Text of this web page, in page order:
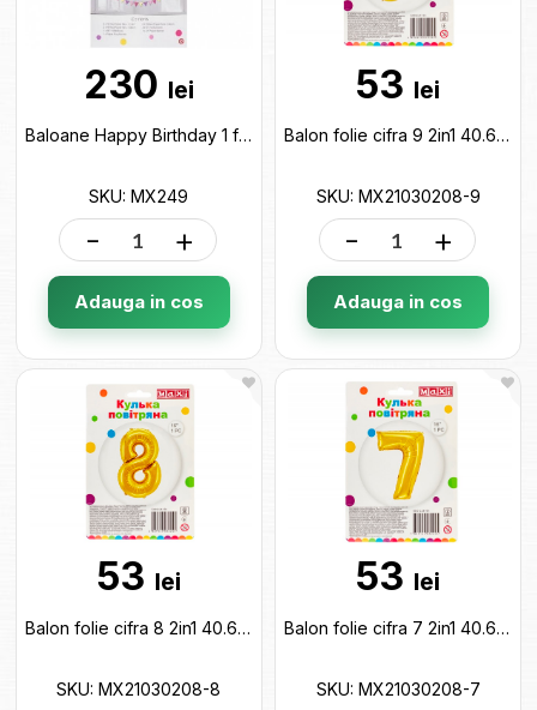
230 lei
Baloane Happy Birthday 1 fetite MX249
SKU: MX249
- +
Adauga in cos
53 lei
Balon folie cifra 9 2in1 40.64cm (auriu) MX21030208-9
SKU: MX21030208-9
- +
Adauga in cos
53 lei
Balon folie cifra 8 2in1 40.64cm (auriu) MX21030208-8
SKU: MX21030208-8
53 lei
Balon folie cifra 7 2in1 40.64cm (auriu) MX21030208-7
SKU: MX21030208-7